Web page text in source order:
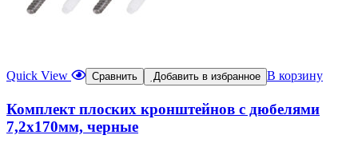
Quick View Сравнить Добавить в избранное В корзину
Комплект плоских кронштейнов с дюбелями
7,2х170мм, черные